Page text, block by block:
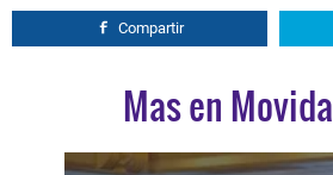
Compartir
Mas en